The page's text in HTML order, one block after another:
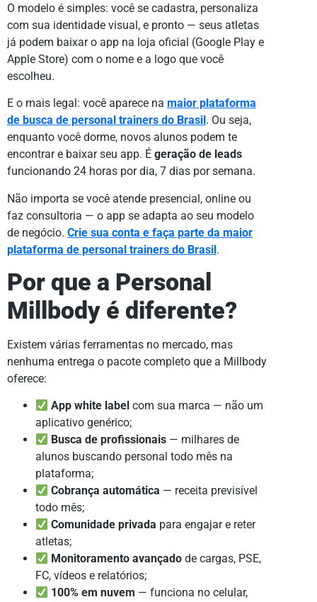
O modelo é simples: você se cadastra, personaliza
com sua identidade visual, e pronto — seus atletas
já podem baixar o app na loja oficial (Google Play e
Apple Store) com o nome e a logo que você
escolheu.
E o mais legal: você aparece na maior plataforma
de busca de personal trainers do Brasil. Ou seja,
enquanto você dorme, novos alunos podem te
encontrar e baixar seu app. É geração de leads
funcionando 24 horas por dia, 7 dias por semana.
Não importa se você atende presencial, online ou
faz consultoria — o app se adapta ao seu modelo
de negócio. Crie sua conta e faça parte da maior
plataforma de personal trainers do Brasil.
Por que a Personal
Millbody é diferente?
Existem várias ferramentas no mercado, mas
nenhuma entrega o pacote completo que a Millbody
oferece:
App white label com sua marca — não um
aplicativo genérico;
Busca de profissionais — milhares de
alunos buscando personal todo mês na
plataforma;
Cobrança automática — receita previsível
todo mês;
Comunidade privada para engajar e reter
atletas;
Monitoramento avançado de cargas, PSE,
FC, vídeos e relatórios;
100% em nuvem — funciona no celular,